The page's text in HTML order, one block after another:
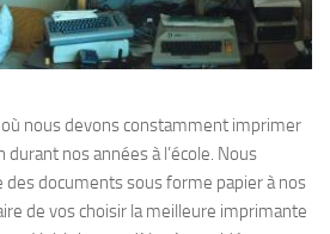
où nous devons constamment imprimer
durant nos années à l’école. Nous
documents sous forme papier à nos
de vos choisir la meilleure imprimante